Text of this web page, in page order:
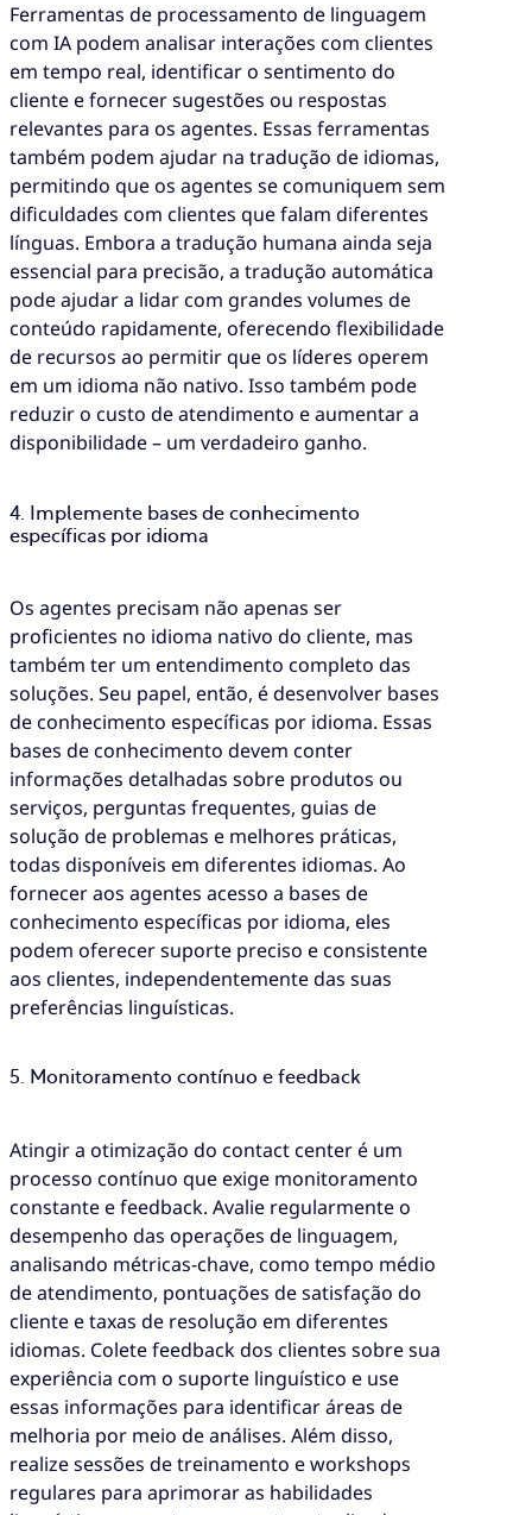
Ferramentas de processamento de linguagem
com IA podem analisar interações com clientes
em tempo real, identificar o sentimento do
cliente e fornecer sugestões ou respostas
relevantes para os agentes. Essas ferramentas
também podem ajudar na tradução de idiomas,
permitindo que os agentes se comuniquem sem
dificuldades com clientes que falam diferentes
línguas. Embora a tradução humana ainda seja
essencial para precisão, a tradução automática
pode ajudar a lidar com grandes volumes de
conteúdo rapidamente, oferecendo flexibilidade
de recursos ao permitir que os líderes operem
em um idioma não nativo. Isso também pode
reduzir o custo de atendimento e aumentar a
disponibilidade – um verdadeiro ganho.
4. Implemente bases de conhecimento
específicas por idioma
Os agentes precisam não apenas ser
proficientes no idioma nativo do cliente, mas
também ter um entendimento completo das
soluções. Seu papel, então, é desenvolver bases
de conhecimento específicas por idioma. Essas
bases de conhecimento devem conter
informações detalhadas sobre produtos ou
serviços, perguntas frequentes, guias de
solução de problemas e melhores práticas,
todas disponíveis em diferentes idiomas. Ao
fornecer aos agentes acesso a bases de
conhecimento específicas por idioma, eles
podem oferecer suporte preciso e consistente
aos clientes, independentemente das suas
preferências linguísticas.
5. Monitoramento contínuo e feedback
Atingir a otimização do contact center é um
processo contínuo que exige monitoramento
constante e feedback. Avalie regularmente o
desempenho das operações de linguagem,
analisando métricas-chave, como tempo médio
de atendimento, pontuações de satisfação do
cliente e taxas de resolução em diferentes
idiomas. Colete feedback dos clientes sobre sua
experiência com o suporte linguístico e use
essas informações para identificar áreas de
melhoria por meio de análises. Além disso,
realize sessões de treinamento e workshops
regulares para aprimorar as habilidades